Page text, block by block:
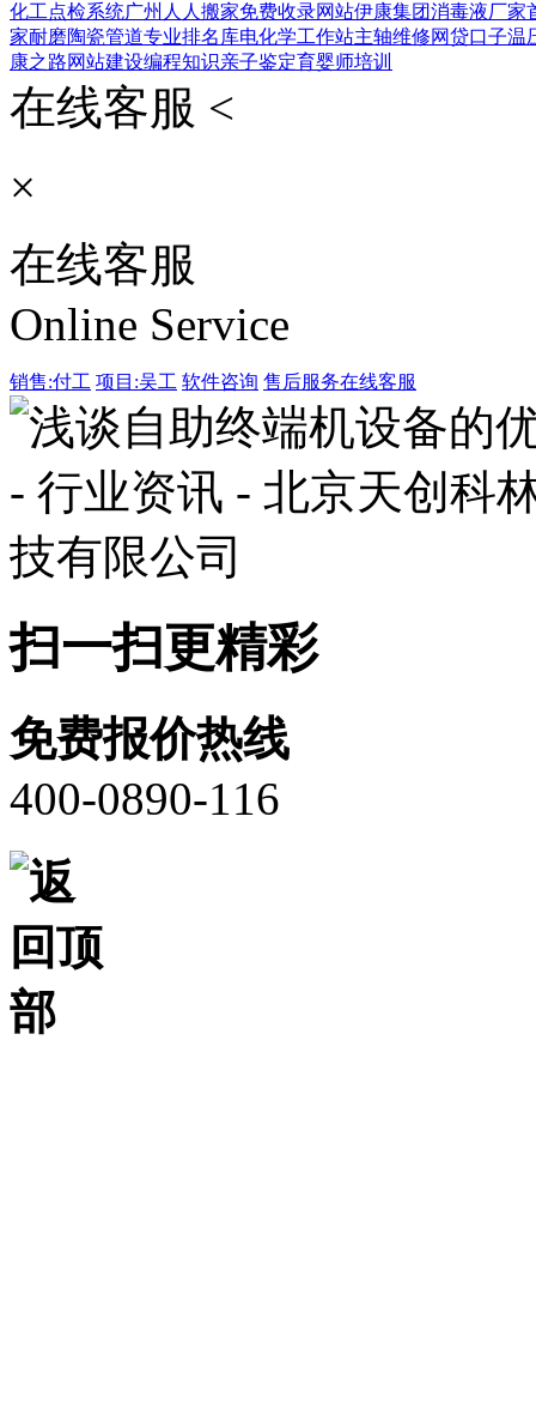
化工点检系统广州人人搬家免费收录网站伊康集团消毒液厂家
家耐磨陶瓷管道专业排名库电化学工作站主轴维修网贷口子温
康之路网站建设编程知识亲子鉴定育婴师培训
在线客服 <
×
在线客服
Online Service
销售:付工 项目:吴工 软件咨询 售后服务在线客服
扫一扫更精彩
免费报价热线
400-0890-116